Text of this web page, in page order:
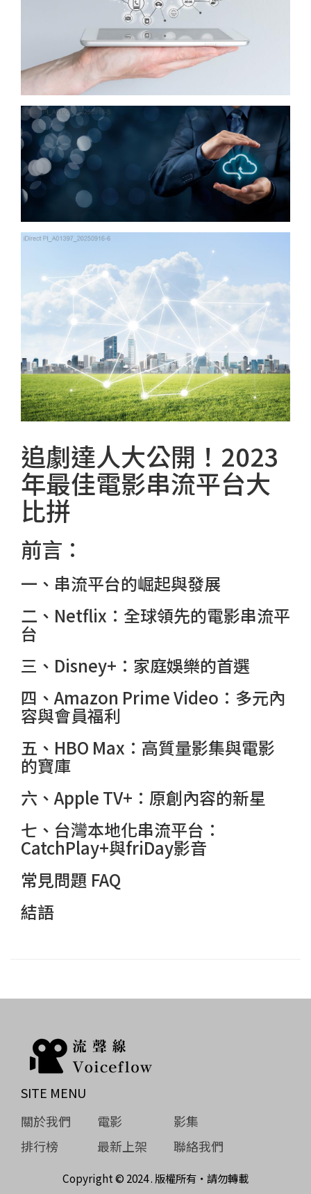
追劇達人大公開！2023
年最佳電影串流平台大
比拼
前言：
一、串流平台的崛起與發展
二、Netflix：全球領先的電影串流平
台
三、Disney+：家庭娛樂的首選
四、Amazon Prime Video：多元內
容與會員福利
五、HBO Max：高質量影集與電影
的寶庫
六、Apple TV+：原創內容的新星
七、台灣本地化串流平台：
CatchPlay+與friDay影音
常見問題 FAQ
結語
SITE MENU
關於我們
電影
影集
排行榜
最新上架 聯絡我們
Copyright © 2024 . 版權所有‧請勿轉載